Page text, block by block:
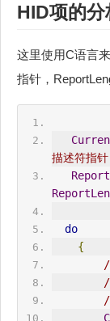
HID项的分
这里使用C语言
指针，
描述符指针
do
{